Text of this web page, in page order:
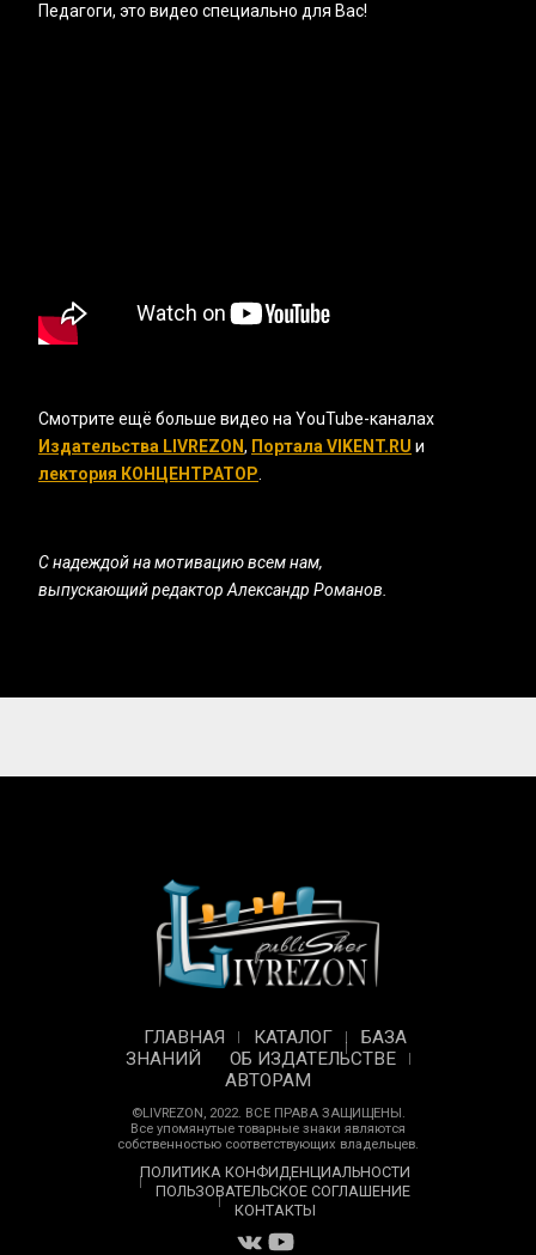
Педагоги, это видео специально для Вас!
Смотрите ещё больше видео на YouTube-каналах
Издательства LIVREZON, Портала VIKENT.RU и
лектория КОНЦЕНТРАТОР
С надеждой на мотивацию всем нам,
выпускающий редактор Александр Романов.
ГЛАВНАЯ КАТАЛОГ
БАЗА
ЗНАНИЙ
ОБ ИЗДАТЕЛЬСТВЕ
АВТОРАМ
©LIVREZON, 2022. ВСЕ ПРАВА ЗАЩИЩЕНЫ.
Все упомянутые товарные знаки являются
собственностью соответствующих владельцев.
ПОЛИТИКА КОНФИДЕНЦИАЛЬНОСТИ
ПОЛЬЗОВАТЕЛЬСКОЕ СОГЛАШЕНИЕ
КОНТАКТЫ